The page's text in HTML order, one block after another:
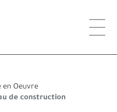
en Oeuvre
de construction